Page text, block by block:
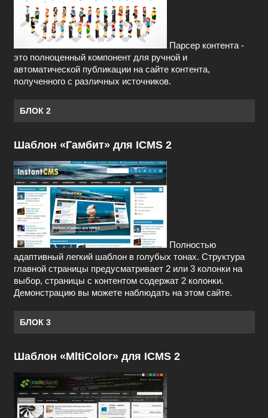
Парсер контента -
это полноценный компонент для ручной и
автоматической публикации на сайте контента,
полученного с различных источников.
БЛОК 2
Шаблон «Гамбит» для ICMS 2
Полностью
адаптивный легкий шаблон в голубых тонах. Структура
главной страницы предусматривает 2 или 3 колонки на
выбор, страницы с контентом содержат 2 колонки.
Демонстрацию вы можете наблюдать на этом сайте.
БЛОК 3
Шаблон «MltiColor» для ICMS 2